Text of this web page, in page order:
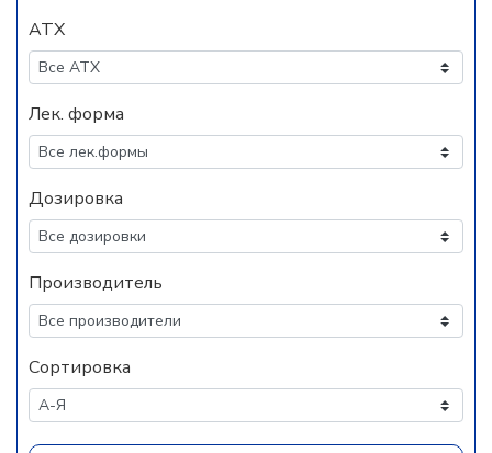
АТХ
Лек. форма
Дозировка
Производитель
Сортировка